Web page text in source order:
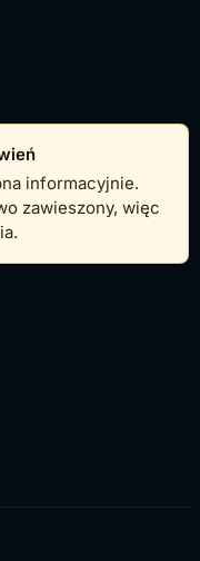
informacyjnie.
zawieszony, więc